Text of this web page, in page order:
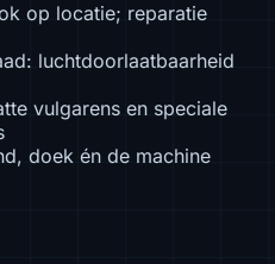
op locatie; reparatie
luchtdoorlaatbaarheid
vulgarens en speciale
doek én de machine